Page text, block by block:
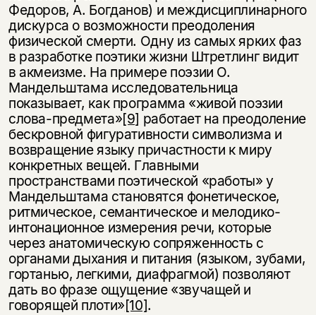
Федоров, А. Богданов) и междисциплинарного
дискурса о возможности преодоления
физической смерти. Одну из самых ярких фаз
в разработке поэтики жизни Штретлинг видит
в акмеизме. На примере поэзии О.
Мандельштама исследовательница
показывает, как программа «живой поэзии
слова-предмета»[9] работает на преодоление
бескровной фигуративности символизма и
возвращение языку причастности к миру
конкретных вещей. Главными
пространствами поэтической «работы» у
Мандельштама становятся фонетическое,
ритмическое, семантическое и мелодико-
интонационное измерения речи, которые
через анатомическую сопряженность с
органами дыхания и питания (языком, зубами,
гортанью, легкими, диафрагмой) позволяют
дать во фразе ощущение «звучащей и
говорящей плоти»[10].